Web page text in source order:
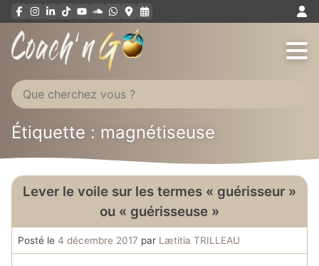
Aller
au
Étiquette : magnétiseuse
Lever le voile sur les termes « guérisseur »
ou « guérisseuse »
Posté le 4 décembre 2017 par Lætitia TRILLEAU